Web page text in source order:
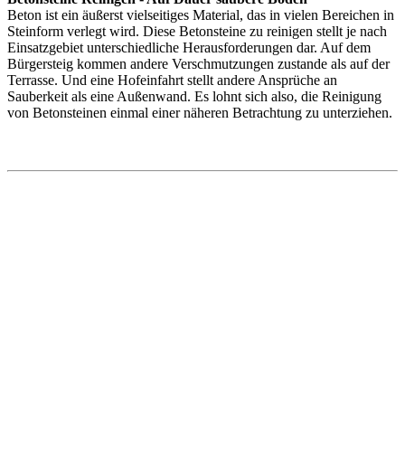
Beton ist ein äußerst vielseitiges Material, das in vielen Bereichen in
Steinform verlegt wird. Diese Betonsteine zu reinigen stellt je nach
Einsatzgebiet unterschiedliche Herausforderungen dar. Auf dem
Bürgersteig kommen andere Verschmutzungen zustande als auf der
Terrasse. Und eine Hofeinfahrt stellt andere Ansprüche an
Sauberkeit als eine Außenwand. Es lohnt sich also, die Reinigung
von Betonsteinen einmal einer näheren Betrachtung zu unterziehen.